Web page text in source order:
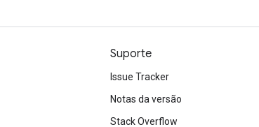
Suporte
Issue Tracker
Notas da versão
Stack Overflow